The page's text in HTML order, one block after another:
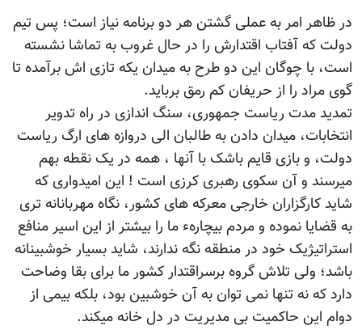
در ظاهر امر به عملی گشتن هر دو برنامه نیاز است؛ پس تیم
دولت که آفتاب اقتدارش را در حال غروب به تماشا نشسته
است، با چوگان این دو طرح به میدان یکه تازی اش برآمده تا
گوی مراد را از حریفان کم رمق برباید.
تمدید مدت ریاست جمهوری، سنگ اندازی در راه تدویر
انتخابات، میدان دادن به طالبان الی دروازه های ارگ ریاست
دولت، و بازی قایم باشک با آنها ، همه در یک نقطه بهم
میرسند و آن سکوی رهبری کرزی است ! این امیدواری که
شاید کارگزاران خارجی معرکه های کشور، نگاه مهربانانه تری
به قضایا نموده و مردم بیچارهء ما را بیشتر از این اسیر منافع
استراتیژیک خود در منطقه نگه ندارند، شاید بسیار خوشبینانه
باشد؛ ولی تلاش گروه برسراقتدار کشور ما برای بقا وضاحت
دارد که نه تنها نمی توان به آن خوشبین بود، بلکه بیمی از
دوام این حاکمیت بی مدیریت در دل خانه میکند.